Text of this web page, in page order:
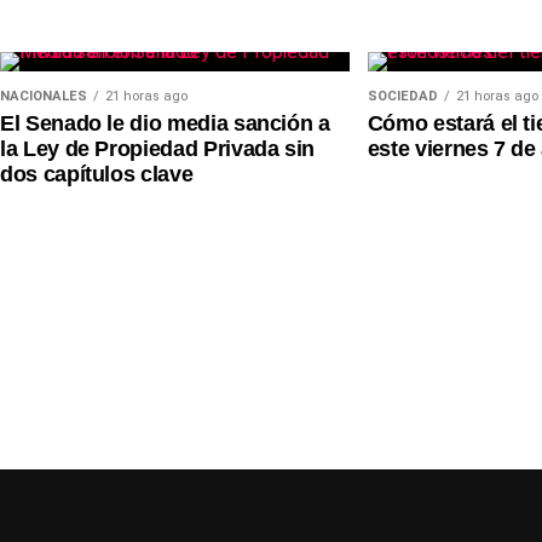
NACIONALES 21 horas ago
El Senado le dio media sanción a
la Ley de Propiedad Privada sin
dos capítulos clave
SOCIEDAD 21 horas ago
Cómo estará el
este viernes 7